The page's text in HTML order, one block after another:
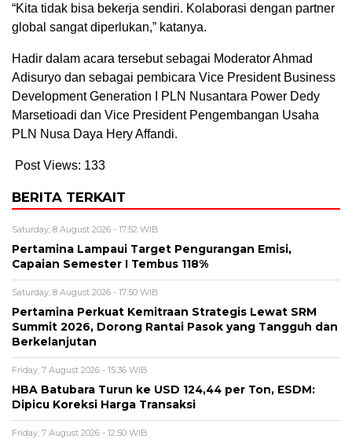
“Kita tidak bisa bekerja sendiri. Kolaborasi dengan partner
global sangat diperlukan,” katanya.
Hadir dalam acara tersebut sebagai Moderator Ahmad
Adisuryo dan sebagai pembicara Vice President Business
Development Generation I PLN Nusantara Power Dedy
Marsetioadi dan Vice President Pengembangan Usaha
PLN Nusa Daya Hery Affandi.
Post Views: 133
BERITA TERKAIT
Saturday, 8 August 2026 - 17:52 WIB
Pertamina Lampaui Target Pengurangan Emisi,
Capaian Semester I Tembus 118%
Saturday, 8 August 2026 - 17:50 WIB
Pertamina Perkuat Kemitraan Strategis Lewat SRM
Summit 2026, Dorong Rantai Pasok yang Tangguh dan
Berkelanjutan
Friday, 7 August 2026 - 15:36 WIB
HBA Batubara Turun ke USD 124,44 per Ton, ESDM:
Dipicu Koreksi Harga Transaksi
Friday, 7 August 2026 - 12:50 WIB